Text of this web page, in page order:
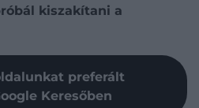
kiszakítani a
preferált
Keresőben